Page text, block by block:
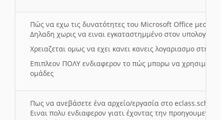
Πώς να εχω τις δυνατότητες του Microsoft Office μεσω
Δηλαδη χωρις να ειναι εγκαταστημμένο στον
Χρειαζεται ομως να εχει κανει κανεις λογαριασμο στη
Επιπλεον ΠΟΛΥ ενδιαφερον το πώς μπορω να
ομάδες
Πως να ανεβάσετε ένα αρχείο/εργασία στο eclass.sch.gr
Ειναι πολυ ενδιαφερον γιατι έχοντας την